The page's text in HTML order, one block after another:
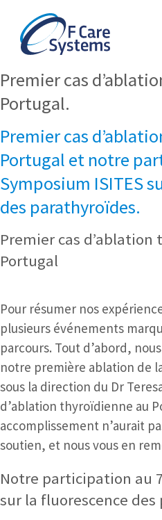
Premier cas
Portugal.
Premier cas
Portugal et notre
Symposium ISITES
des parathyroïdes.
Premier cas
Portugal
Pour résumer nos
plusieurs événements
parcours. Tout d’abord,
notre première ablation de
sous la direction du Dr
d’ablation thyroïdienne au
accomplissement n’aurait
soutien, et nous vous en
Notre participation au
sur la fluorescence